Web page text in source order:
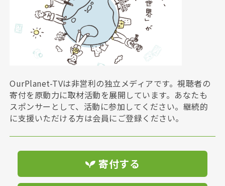
OurPlanet-TVは非営利の独立メディアです。視聴者の
寄付を原動力に取材活動を展開しています。あなたも
スポンサーとして、活動に参加してください。継続的
に支援いただける方は会員にご登録ください。
寄付する